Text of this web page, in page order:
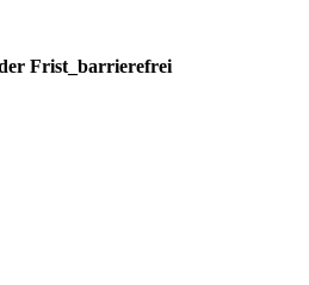
Frist_barrierefrei